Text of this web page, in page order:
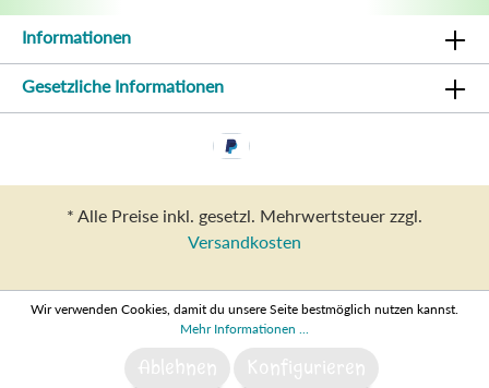
Informationen
Gesetzliche Informationen
* Alle Preise inkl. gesetzl. Mehrwertsteuer zzgl.
Versandkosten
Wir verwenden Cookies, damit du unsere Seite bestmöglich nutzen kannst.
Mehr Informationen ...